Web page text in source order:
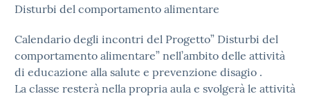
Disturbi del comportamento alimentare
Calendario degli incontri del Progetto” Disturbi del
comportamento alimentare” nell’ambito delle attività
di educazione alla salute e prevenzione disagio .
La classe resterà nella propria aula e svolgerà le attività